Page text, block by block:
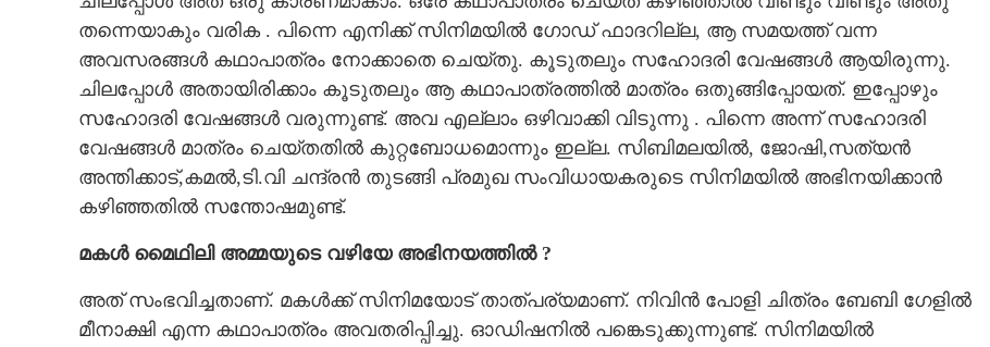
തന്നെയാകും വരിക . പിന്നെ എനിക്ക് സിനിമയിൽ ഗോഡ് ഫാദറില്ല, ആ സമയത്ത് വന്ന
അവസരങ്ങൾ കഥാപാത്രം നോക്കാതെ ചെയ്തു. കൂടുതലും സഹോദരി വേഷങ്ങൾ ആയിരുന്നു.
ചിലപ്പോൾ അതായിരിക്കാം കൂടുതലും ആ കഥാപാത്രത്തിൽ മാത്രം ഒതുങ്ങിപ്പോയത്. ഇപ്പോഴും
സഹോദരി വേഷങ്ങൾ വരുന്നുണ്ട്. അവ എല്ലാം ഒഴിവാക്കി വിടുന്നു . പിന്നെ അന്ന് സഹോദരി
വേഷങ്ങൾ മാത്രം ചെയ്തതിൽ കുറ്റബോധമൊന്നും ഇല്ല. സിബിമലയിൽ, ജോഷി,സത്യൻ
അന്തിക്കാട്,കമൽ,ടി.വി ചന്ദ്രൻ തുടങ്ങി പ്രമുഖ സംവിധായകരുടെ സിനിമയിൽ അഭിനയിക്കാൻ
കഴിഞ്ഞതിൽ സന്തോഷമുണ്ട്.
മകൾ മൈഥിലി അമ്മയുടെ വഴിയേ അഭിനയത്തിൽ ?
അത് സംഭവിച്ചതാണ്. മകൾക്ക് സിനിമയോട് താത്പര്യമാണ്. നിവിൻ പോളി ചിത്രം ബേബി ഗേളിൽ
മീനാക്ഷി എന്ന കഥാപാത്രം അവതരിപ്പിച്ചു. ഓഡിഷനിൽ പങ്കെടുക്കുന്നുണ്ട്. സിനിമയിൽ